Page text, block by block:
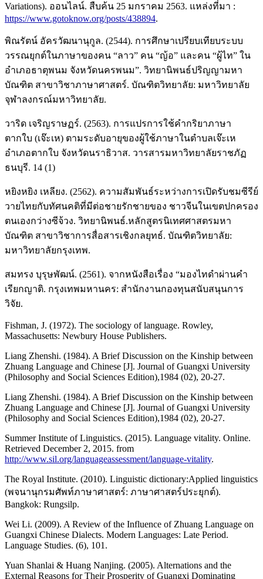
Variations). ออนไลน์. สืบค้น 25 มกราคม 2563. แหล่งที่มา :
https://www.gotoknow.org/posts/438894.
พิณรัตน์ อัครวัฒนานุกูล. (2544). การศึกษาเปรียบเทียบระบบ
วรรณยุกต์ในภาษาของคน “ลาว” คน “ญ้อ” และคน “ผู้ไท” ใน
อำเภอธาตุพนม จังหวัดนครพนม”. วิทยานิพนธ์ปริญญามหา
บัณฑิต สาขาวิชาภาษาศาสตร์. บัณฑิตวิทยาลัย: มหาวิทยาลัย
จุฬาลงกรณ์มหาวิทยาลัย.
วาริด เจริญราษฏร์. (2563). การแปรการใช้คำกริยาภาษา
ตากใบ (เจ๊ะเห) ตามระดับอายุของผู้ใช้ภาษาในตำบลเจ๊ะเห
อำเภอตากใบ จังหวัดนราธิวาส. วารสารมหาวิทยาลัยราชภัฏ
ธนบุรี. 14 (1)
หยิงหยิง เหลียง. (2562). ความสัมพันธ์ระหว่างการเปิดรับชมซีรีย์
วายไทยกับทัศนคติที่มีต่อชายรักชายของ ชาวจีนในเขตปกครอง
ตนเองกว่างซีจ้วง. วิทยานิพนธ์.หลักสูตรนิเทศศาสตรมหา
บัณฑิต สาขาวิชาการสื่อสารเชิงกลยุทธ์. บัณฑิตวิทยาลัย:
มหาวิทยาลัยกรุงเทพ.
สมทรง บุรุษพัฒน์. (2561). จากหนังสือเรื่อง “มองไทดำผ่านคำ
เรียกญาติ. กรุงเทพมหานคร: สำนักงานกองทุนสนับสนุนการ
วิจัย.
Fishman, J. (1972). The sociology of language. Rowley,
Massachusetts: Newbury House Publishers.
Liang Zhenshi. (1984). A Brief Discussion on the Kinship between
Zhuang Language and Chinese [J]. Journal of Guangxi University
(Philosophy and Social Sciences Edition),1984 (02), 20-27.
Liang Zhenshi. (1984). A Brief Discussion on the Kinship between
Zhuang Language and Chinese [J]. Journal of Guangxi University
(Philosophy and Social Sciences Edition),1984 (02), 20-27.
Summer Institute of Linguistics. (2015). Language vitality. Online.
Retrieved December 2, 2015. from
http://www.sil.org/languageassessment/language-vitality.
The Royal Institute. (2010). Linguistic dictionary:Applied linguistics
(พจนานุกรมศัพท์ภาษาศาสตร์: ภาษาศาสตร์ประยุกต์).
Bangkok: Rungsilp.
Wei Li. (2009). A Review of the Influence of Zhuang Language on
Guangxi Chinese Dialects. Modern Languages: Late Period.
Language Studies. (6), 101.
Yuan Shanlai & Huang Nanjing. (2005). Alternations and the
External Reasons for Their Prosperity of Guangxi Dominating